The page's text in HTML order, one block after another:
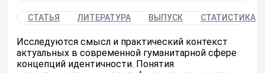
СТАТЬЯ ЛИТЕРАТУРА ВЫПУСК СТАТИСТИКА
Исследуются смысл и практический контекст
актуальных в современной гуманитарной сфере
концепций идентичности. Понятия